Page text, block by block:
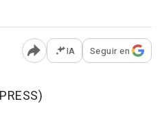
Abrir opciones para
IA Seguir en